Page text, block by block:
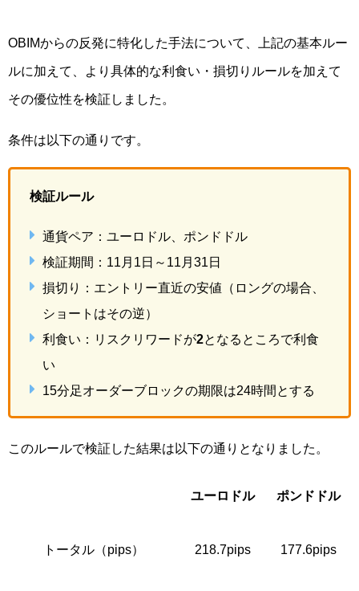
OBIMからの反発に特化した手法について、上記の基本ルー
ルに加えて、より具体的な利食い・損切りルールを加えて
その優位性を検証しました。
条件は以下の通りです。
検証ルール
通貨ペア：ユーロドル、ポンドドル
検証期間：11月1日～11月31日
損切り：エントリー直近の安値（ロングの場合、
ショートはその逆）
利食い：リスクリワードが2となるところで利食
い
15分足オーダーブロックの期限は24時間とする
このルールで検証した結果は以下の通りとなりました。
ユーロドル ポンドドル
トータル（pips） 218.7pips 177.6pips